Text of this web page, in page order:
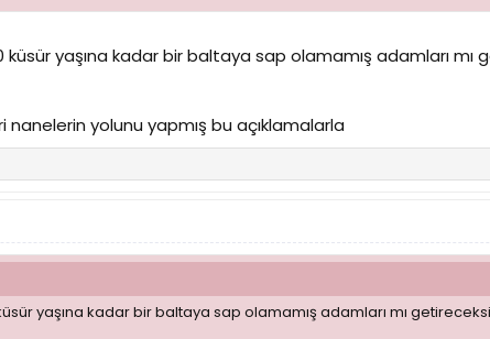
yaşına kadar bir baltaya sap olamamış adamları
yolunu yapmış bu açıklamalarla
yaşına kadar bir baltaya sap olamamış adamları mı